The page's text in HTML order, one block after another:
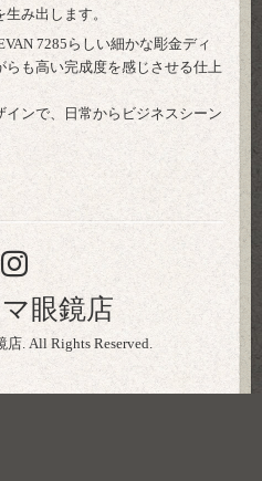
生み出します。
7285らしい細かな彫金ディ
も高い完成度を感じさせる仕上
ンで、日常からビジネスシーン
眼鏡店
店. All Rights Reserved.